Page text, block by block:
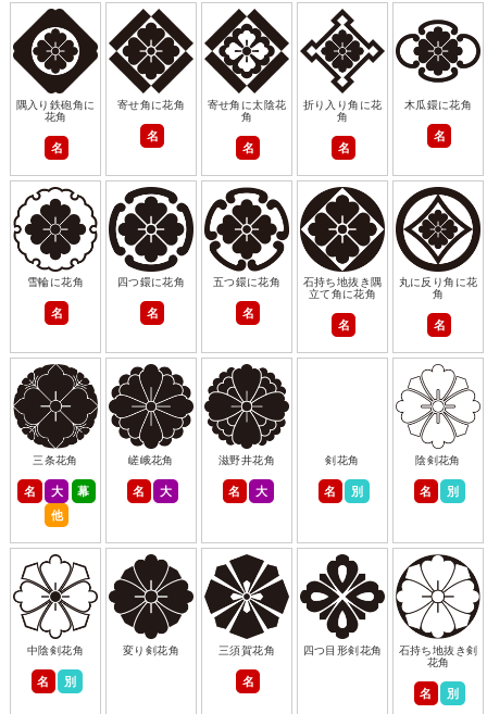
隅入り鉄砲角に
花角
名
寄せ角に花角
名
寄せ角に太陰花
角
名
折り入り角に花
角
名
木瓜鐶に花角
名
雪輪に花角
名
四つ鐶に花角
名
五つ鐶に花角
名
石持ち地抜き隅
立て角に花角
名
丸に反り角に花
角
名
三条花角
名 大
幕
他
嵯峨花角
名 大
滋野井花角
名 大
剣花角
名 別
陰剣花角
名 別
中陰剣花角
名 別
変り剣花角 三須賀花角
名
四つ目形剣花角
石持ち地抜き剣
花角
名 別